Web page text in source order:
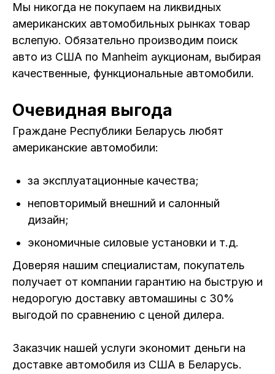
Мы никогда не покупаем на ликвидных
американских автомобильных рынках товар
вслепую. Обязательно производим поиск
авто из США по Manheim аукционам, выбирая
качественные, функциональные автомобили.
Очевидная выгода
Граждане Республики Беларусь любят
американские автомобили:
за эксплуатационные качества;
неповторимый внешний и салонный
дизайн;
экономичные силовые установки и т.д.
Доверяя нашим специалистам, покупатель
получает от компании гарантию на быструю и
недорогую доставку автомашины с 30%
выгодой по сравнению с ценой дилера.
Заказчик нашей услуги экономит деньги на
доставке автомобиля из США в Беларусь.